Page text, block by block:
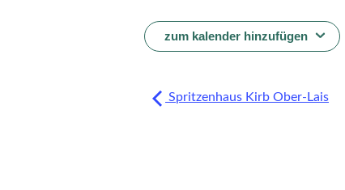
zum kalender hinzufügen
Spritzenhaus Kirb Ober-Lais